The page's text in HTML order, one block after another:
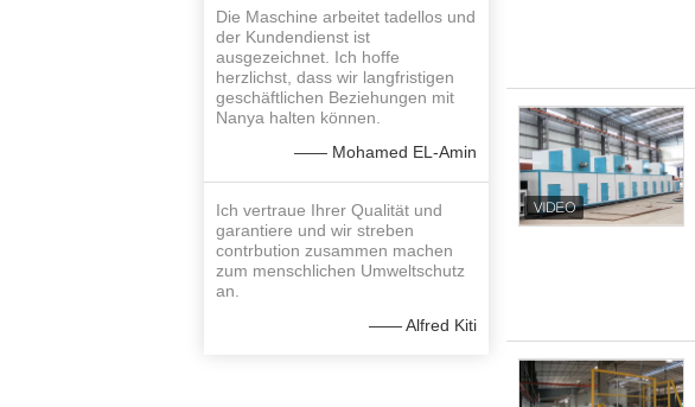
Die Maschine arbeitet tadellos und
der Kundendienst ist
ausgezeichnet. Ich hoffe
herzlichst, dass wir langfristigen
geschäftlichen Beziehungen mit
Nanya halten können.
—— Mohamed EL-Amin
Ich vertraue Ihrer Qualität und
garantiere und wir streben
contrbution zusammen machen
zum menschlichen Umweltschutz
an.
—— Alfred Kiti